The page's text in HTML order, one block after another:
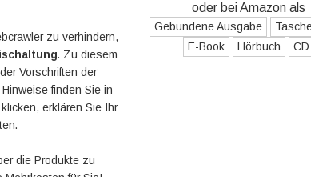
zu verhindern,
. Zu diesem
Vorschriften der
finden Sie in
erklären Sie Ihr
die Produkte zu
oder bei Amazon als
Gebundene Ausgabe
E-Book
Hörbuch CD